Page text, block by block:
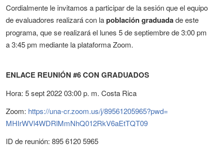
Cordialmente le invitamos a participar de la sesión que el equipo
de evaluadores realizará con lapoblación graduadade este
programa, que se realizará el lunes 5 de septiembre de 3:00 pm
a 3:45 pm mediante la plataforma Zoom.
ENLACE REUNIÓN #6 CON GRADUADOS
Hora: 5 sept 2022 03:00 p. m. Costa Rica
Zoom: https://una-cr.zoom.us/j/89561205965?pwd=
MHIrWVl4WDRlMmNhQ012RkV6aEtTQT09
ID de reunión: 895 6120 5965